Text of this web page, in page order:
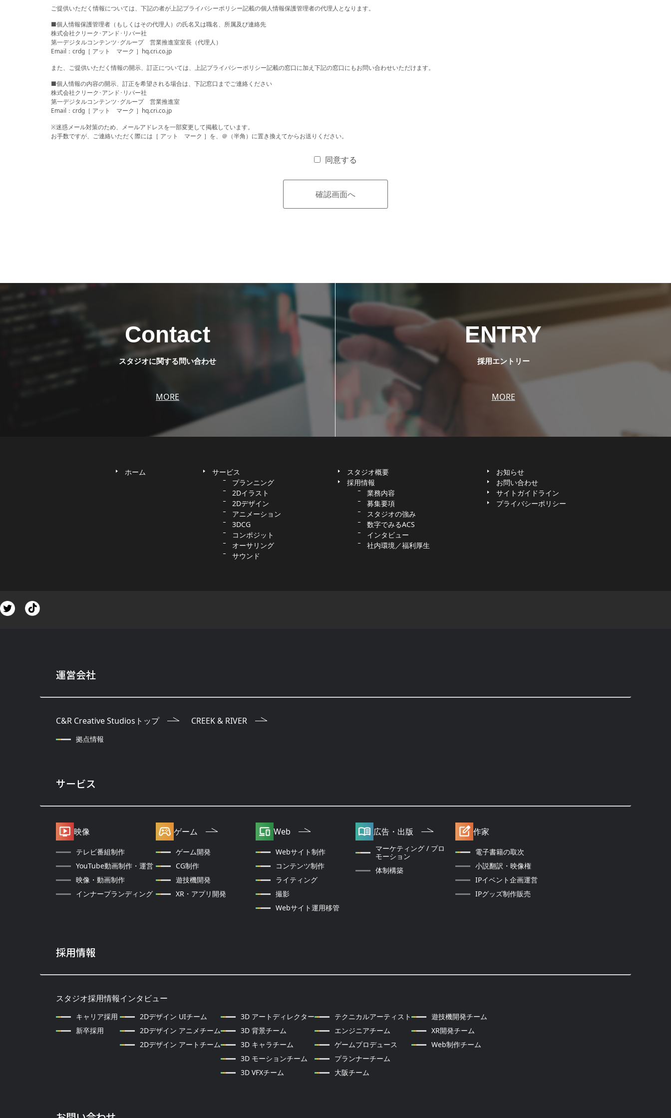
ご提供いただく情報については、下記の者が上記プライバシーポリシー記載の個人情報保護管理者の代理人となります。
■個人情報保護管理者（もしくはその代理人）の氏名又は職名、所属及び連絡先
株式会社クリーク･アンド･リバー社
第一デジタルコンテンツ･グループ 営業推進室室長（代理人）
Email：crdg［ アット マーク ］hq.cri.co.jp
また、ご提供いただく情報の開示、訂正については、上記プライバシーポリシー記載の窓口に加え下記の窓口にもお問い合わせいただけます。
■個人情報の内容の開示、訂正を希望される場合は、下記窓口までご連絡ください
株式会社クリーク･アンド･リバー社
第一デジタルコンテンツ･グループ 営業推進室
Email：crdg［ アット マーク ］hq.cri.co.jp
※迷惑メール対策のため、メールアドレスを一部変更して掲載しています。
お手数ですが、ご連絡いただく際には［ アット マーク ］を、＠（半角）に置き換えてからお送りください。
同意する
確認画面へ
Contact
スタジオに関する問い合わせ
MORE
ENTRY
採用エントリー
MORE
ホーム
サービス
プランニング
2Dイラスト
2Dデザイン
アニメーション
3DCG
コンポジット
オーサリング
サウンド
スタジオ概要
採用情報
業務内容
募集要項
スタジオの強み
数字でみるACS
インタビュー
社内環境／福利厚生
お知らせ
お問い合わせ
サイトガイドライン
プライバシーポリシー
運営会社
C&R Creative Studiosトップ
拠点情報
CREEK & RIVER
サービス
映像
テレビ番組制作
YouTube動画制作・運営
映像・動画制作
インナープランディング
ゲーム
ゲーム開発
CG制作
遊技機開発
XR・アプリ開発
Web
Webサイト制作
コンテンツ制作
ライティング
撮影
Webサイト運用移管
広告・出版
マーケティング / プロ
モーション
体制構築
作家
電子書籍の取次
小説翻訳・映像権
IPイベント企画運営
IPグッズ制作販売
採用情報
スタジオ採用情報
キャリア採用
新卒採用
インタビュー
2Dデザイン UIチーム
2Dデザイン アニメチーム
2Dデザイン アートチーム
3D アートディレクター
3D 背景チーム
3D キャラチーム
3D モーションチーム
3D VFXチーム
テクニカルアーティスト
エンジニアチーム
ゲームプロデュース
プランナーチーム
大阪チーム
遊技機開発チーム
XR開発チーム
Web制作チーム